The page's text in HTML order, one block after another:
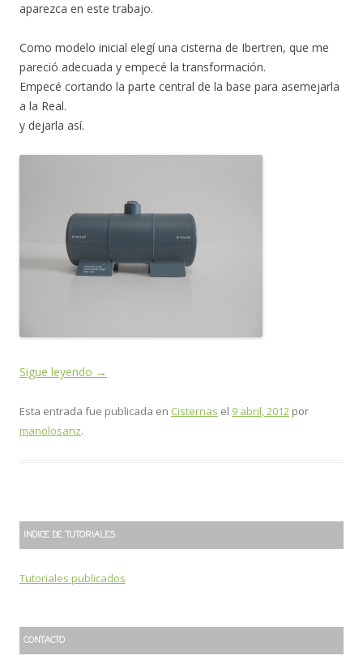
aparezca en este trabajo.
Como modelo inicial elegí una cisterna de Ibertren, que me
pareció adecuada y empecé la transformación.
Empecé cortando la parte central de la base para asemejarla
a la Real.
y dejarla así.
Sigue leyendo →
Esta entrada fue publicada en Cisternas el 9 abril, 2012 por
manolosanz.
INDICE DE TUTORIALES
Tutoriales publicados
CONTACTO